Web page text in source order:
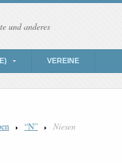
und anderes
VEREINE
“N” Niesen